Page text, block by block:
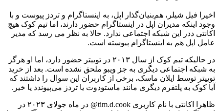
اخیرا فیل شیلر، هم‌بنیان‌گذار اپل، به اینستاگرام و تردز پیوست و با
وجود اینکه مدیران اپل در اینستاگرام حضور دارند، اما تیم کوک هیچ
اکانتی ددر این شبکه اجتماعی ندارد. حالا به نظر می رسد که مدیر
عامل اپل هم به اینستاگرام پیوسته است.
در حالیکه تیم کوک از سال ۲۰۱۳ در توییتر حضور دارد، اما او هرگز
به شبکه اجتماعی دیگری به جز ویبو ملحق نشده است. بعد از خرید
توییتر توسط ایلان ماسک، برخی از کاربران این سوال را داشتند که
آیا کوک به پلتفرم دیگری مانند ماستودوت یا تردز می‌پیوندد یا خیر.
ظاهرا اکانتی با نام کاربری tim.d.cook@ در ماه جولای ۲۰۲۳ در